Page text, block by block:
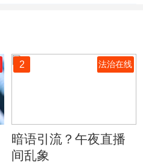
2 法治在线
暗语引流？午夜直播
间乱象